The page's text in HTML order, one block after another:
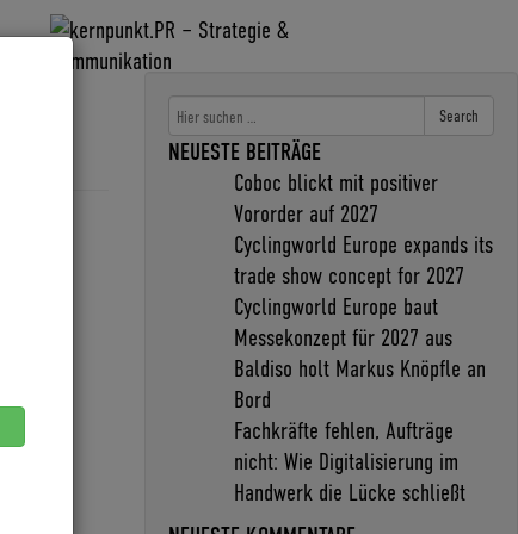
Search
NEUESTE BEITRÄGE
Coboc blickt mit positiver
Vororder auf 2027
Cyclingworld Europe expands its
trade show concept for 2027
Cyclingworld Europe baut
Messekonzept für 2027 aus
Baldiso holt Markus Knöpfle an
Bord
Fachkräfte fehlen, Aufträge
nicht: Wie Digitalisierung im
Handwerk die Lücke schließt